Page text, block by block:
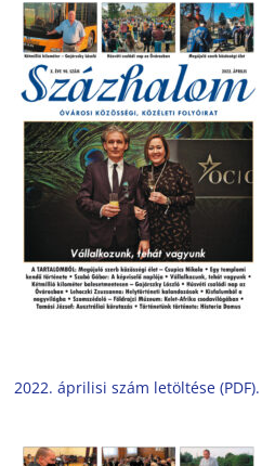
2022. áprilisi szám letöltése (PDF).